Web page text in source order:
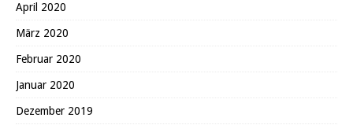
April 2020
März 2020
Februar 2020
Januar 2020
Dezember 2019